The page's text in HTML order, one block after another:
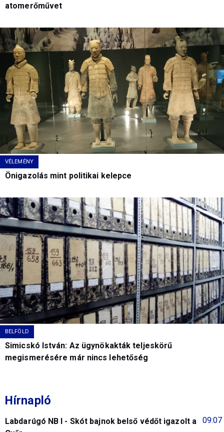
atomerőművet
VÉLEMÉNY
Önigazolás mint politikai kelepce
BELFÖLD
Simicskó István: Az ügynökakták teljeskörű
megismerésére már nincs lehetőség
Hírnapló
09:07
Labdarúgó NB I - Skót bajnok belső védőt igazolt a